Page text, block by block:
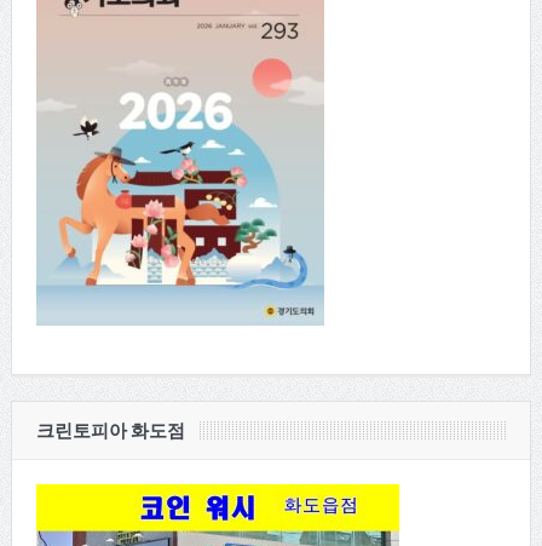
크린토피아 화도점